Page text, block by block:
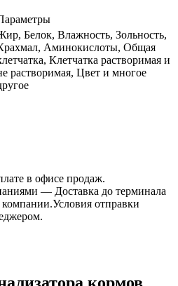
Белок, Влажность, Зольность,
Аминокислоты, Общая
Клетчатка растворимая и
растворимая, Цвет и многое
в офисе продаж.
— Доставка до терминала
отправки